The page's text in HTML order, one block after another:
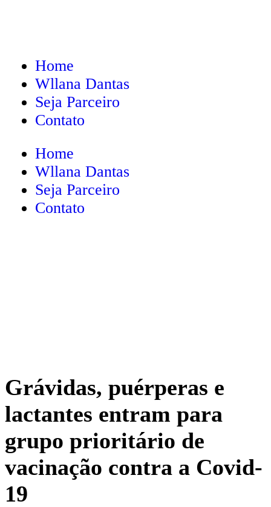
Home
Wllana Dantas
Seja Parceiro
Contato
Home
Wllana Dantas
Seja Parceiro
Contato
Grávidas, puérperas e
lactantes entram para
grupo prioritário de
vacinação contra a Covid-
19